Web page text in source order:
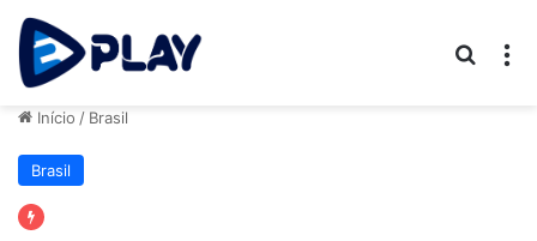
Início / Brasil
Brasil